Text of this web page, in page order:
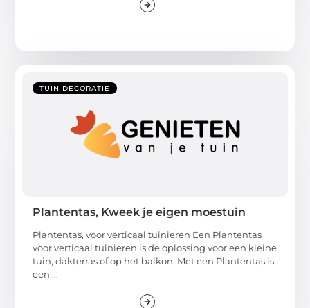
TUIN DECORATIE
Plantentas, Kweek je eigen moestuin
Plantentas, voor verticaal tuinieren Een Plantentas
voor verticaal tuinieren is de oplossing voor een kleine
tuin, dakterras of op het balkon. Met een Plantentas is
een ...